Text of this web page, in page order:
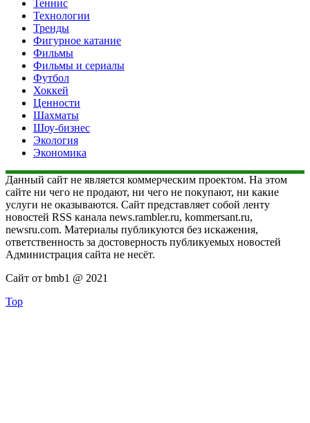
Теннис
Технологии
Тренды
Фигурное катание
Фильмы
Фильмы и сериалы
Футбол
Хоккей
Ценности
Шахматы
Шоу-бизнес
Экология
Экономика
Данный сайт не является коммерческим проектом. На этом
сайте ни чего не продают, ни чего не покупают, ни какие
услуги не оказываются. Сайт представляет собой ленту
новостей RSS канала news.rambler.ru, kommersant.ru,
newsru.com. Материалы публикуются без искажения,
ответственность за достоверность публикуемых новостей
Администрация сайта не несёт.
Сайт от bmb1 @ 2021
Top